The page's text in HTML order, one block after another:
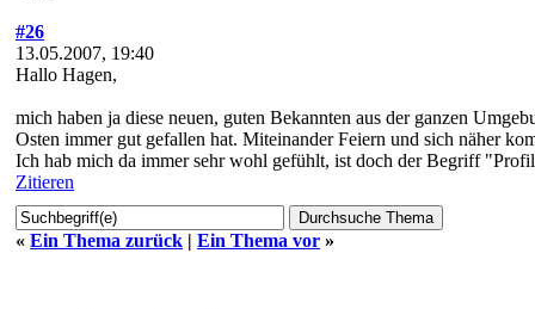
#26
13.05.2007, 19:40
Hallo Hagen,
mich haben ja diese neuen, guten Bekannten aus der ganzen
Osten immer gut gefallen hat. Miteinander Feiern und sich näher
Ich hab mich da immer sehr wohl gefühlt, ist doch der Begriff
Zitieren
« Ein Thema zurück | Ein Thema vor »